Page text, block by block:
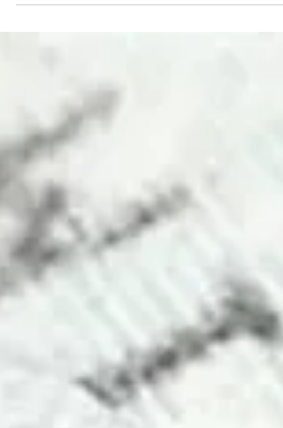
10 Most Common Social
Security Issues in 2025 and
How to Fix Them